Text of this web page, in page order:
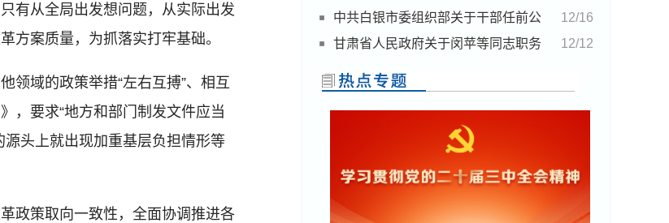
有从全局出发想问题，从实际出发
方案质量，为抓落实打牢基础。
域的政策举措“左右互搏”、相互
，要求“地方和部门制发文件应当
头上就出现加重基层负担情形等
策取向一致性，全面协调推进各
12/16
中共白银市委组织部关于干部任前公
示的公告
12/12
甘肃省人民政府关于闵苹等同志职务
任免的通知